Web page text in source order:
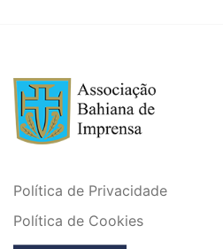
Política de Privacidade
Política de Cookies